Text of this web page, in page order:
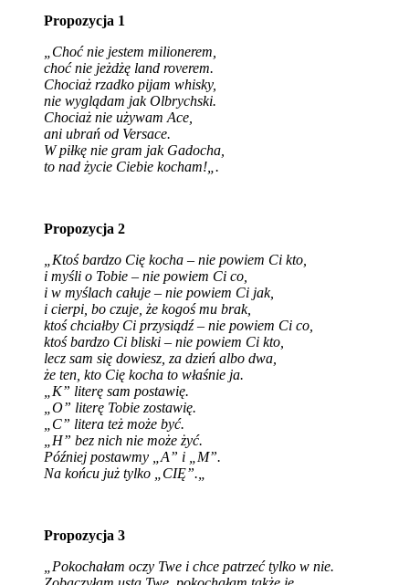
Propozycja 1
„Choć nie jestem milionerem,
choć nie jeżdżę land roverem.
Chociaż rzadko pijam whisky,
nie wyglądam jak Olbrychski.
Chociaż nie używam Ace,
ani ubrań od Versace.
W piłkę nie gram jak Gadocha,
to nad życie Ciebie kocham! „.
Propozycja 2
„Ktoś bardzo Cię kocha – nie powiem Ci kto,
i myśli o Tobie – nie powiem Ci co,
i w myślach całuje – nie powiem Ci jak,
i cierpi, bo czuje, że kogoś mu brak,
ktoś chciałby Ci przysiądź – nie powiem Ci co,
ktoś bardzo Ci bliski – nie powiem Ci kto,
lecz sam się dowiesz, za dzień albo dwa,
że ten, kto Cię kocha to właśnie ja.
„K” literę sam postawię.
„O” literę Tobie zostawię.
„C” litera też może być.
„H” bez nich nie może żyć.
Później postawmy „A” i „M”.
Na końcu już tylko „CIĘ”.
Propozycja 3
„Pokochałam oczy Twe i chce patrzeć tylko w nie.